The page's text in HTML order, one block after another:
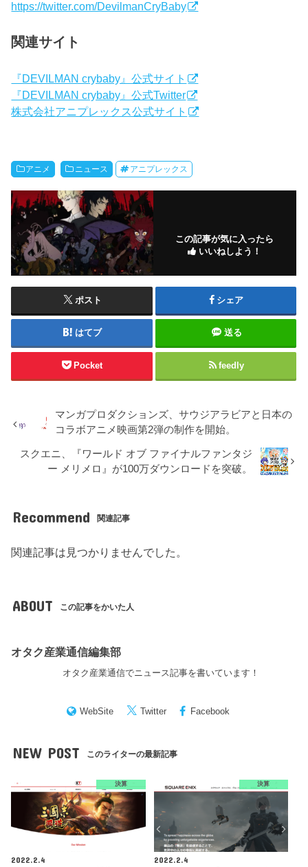
https://twitter.com/DevilmanCryBaby
関連サイト
『DEVILMAN crybaby』公式サイト
『DEVILMAN crybaby』公式Twitter
株式会社アニプレックス公式サイト
アニメ ニュース アニプレックス
この記事が気に入ったら
いいねしよう！
ポスト シェア
はてブ 送る
Pocket feedly
マンガプロダクションズ、サウジアラビアと日本の
コラボアニメ映画第2弾の制作を開始。
スクエニ、『ワールド オブ ファイナルファンタジ
ー メリメロ』が100万ダウンロードを突破。
Recommend 関連記事
関連記事は見つかりませんでした。
ABOUT この記事をかいた人
オタク産業通信編集部
オタク産業通信でニュース記事を書いています！
WebSite Twitter Facebook
NEW POST このライターの最新記事
決算
2022.2.4
決算
2022.2.4